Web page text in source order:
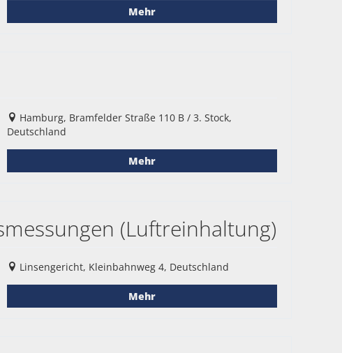
Mehr
Hamburg, Bramfelder Straße 110 B / 3. Stock,
Deutschland
Mehr
(Luftreinhaltung)
Linsengericht, Kleinbahnweg 4, Deutschland
Mehr